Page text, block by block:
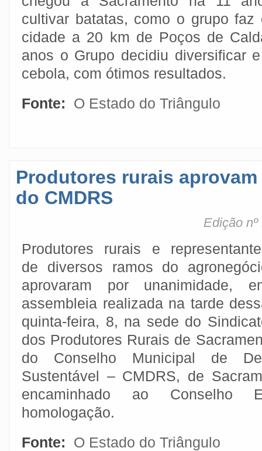
cultivar batatas, como o grupo faz
cidade a 20 km de Poços de
anos o Grupo decidiu diversificar
cebola, com ótimos resultados.
Fonte:
O Estado do Triângulo
Produtores rurais
do CMDRS
Edição
Produtores rurais e
de diversos ramos do
aprovaram por unanimidade,
assembleia realizada na tarde
quinta-feira, 8, na sede do
dos Produtores Rurais de
do Conselho Municipal de
Sustentável – CMDRS, de
encaminhado ao Conselho
homologação.
Fonte:
O Estado do Triângulo